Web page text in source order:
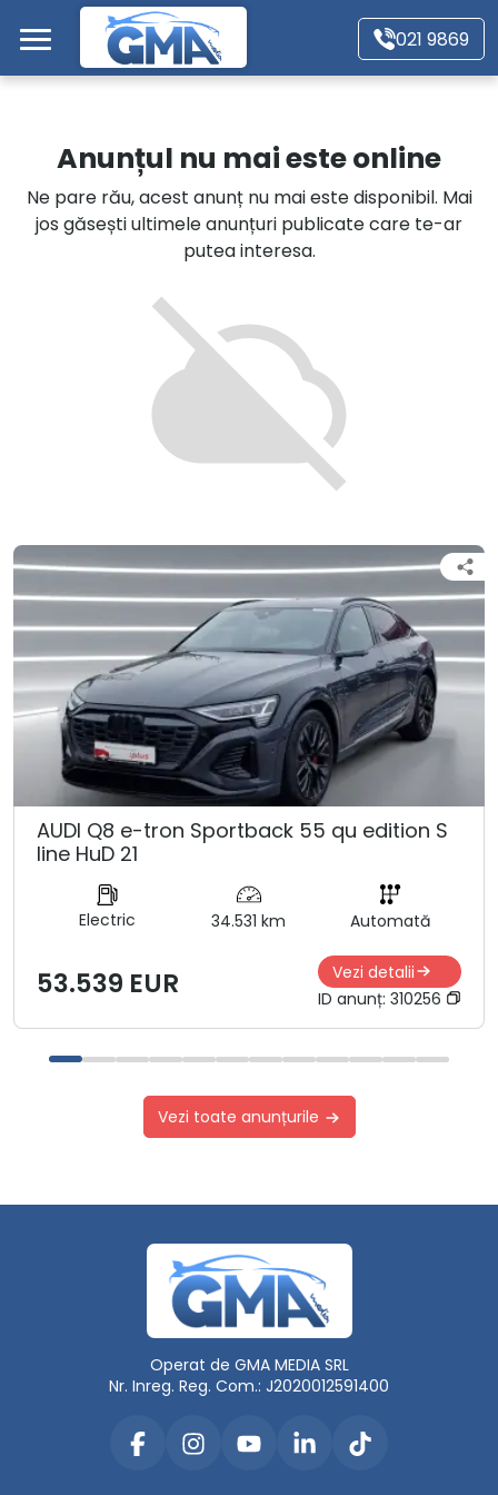
Mergi direct la conținutul principal
021 9869
Autoturisme
Motociclete
Autoutilitare
Alte tipuri vehicule
Anunțul nu mai este online
Ne pare rău, acest anunț nu mai este disponibil. Mai
jos găsești ultimele anunțuri publicate care te-ar
putea interesa.
AUDI Q8 e-tron Sportback 55 qu edition S
line HuD 21
Electric 34.531 km Automată
53.539 EUR
Vezi detalii
ID anunț: 310256
Vezi toate anunțurile
Operat de GMA MEDIA SRL
Nr. Inreg. Reg. Com.: J2020012591400